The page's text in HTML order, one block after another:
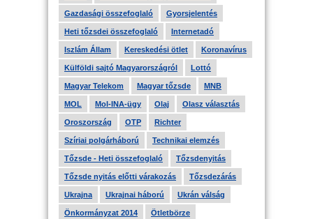
Gazdasági összefoglaló Gyorsjelentés
Heti tőzsdei összefoglaló Internetadó
Iszlám Állam Kereskedési ötlet Koronavírus
Külföldi sajtó Magyarországról Lottó
Magyar Telekom Magyar tőzsde MNB
MOL Mol-INA-ügy Olaj Olasz választás
Oroszország OTP Richter
Szíriai polgárháború Technikai elemzés
Tőzsde - Heti összefoglaló Tőzsdenyitás
Tőzsde nyitás előtti várakozás Tőzsdezárás
Ukrajna Ukrajnai háború Ukrán válság
Önkormányzat 2014 Ötletbörze